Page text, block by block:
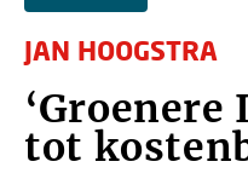
JAN HOOGSTRA
tot